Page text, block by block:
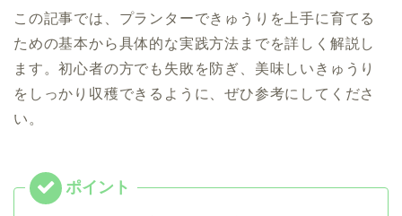
この記事では、プランターできゅうりを上手に育てる
ための基本から具体的な実践方法までを詳しく解説し
ます。初心者の方でも失敗を防ぎ、美味しいきゅうり
をしっかり収穫できるように、ぜひ参考にしてくださ
い。